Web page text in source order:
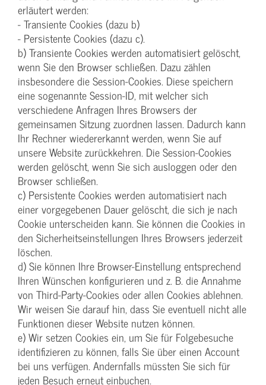
erläutert werden:
- Transiente Cookies (dazu b)
- Persistente Cookies (dazu c).
b) Transiente Cookies werden automatisiert gelöscht,
wenn Sie den Browser schließen. Dazu zählen
insbesondere die Session-Cookies. Diese speichern
eine sogenannte Session-ID, mit welcher sich
verschiedene Anfragen Ihres Browsers der
gemeinsamen Sitzung zuordnen lassen. Dadurch kann
Ihr Rechner wiedererkannt werden, wenn Sie auf
unsere Website zurückkehren. Die Session-Cookies
werden gelöscht, wenn Sie sich ausloggen oder den
Browser schließen.
c) Persistente Cookies werden automatisiert nach
einer vorgegebenen Dauer gelöscht, die sich je nach
Cookie unterscheiden kann. Sie können die Cookies in
den Sicherheitseinstellungen Ihres Browsers jederzeit
löschen.
d) Sie können Ihre Browser-Einstellung entsprechend
Ihren Wünschen konfigurieren und z. B. die Annahme
von Third-Party-Cookies oder allen Cookies ablehnen.
Wir weisen Sie darauf hin, dass Sie eventuell nicht alle
Funktionen dieser Website nutzen können.
e) Wir setzen Cookies ein, um Sie für Folgebesuche
identifizieren zu können, falls Sie über einen Account
bei uns verfügen. Andernfalls müssten Sie sich für
jeden Besuch erneut einbuchen.